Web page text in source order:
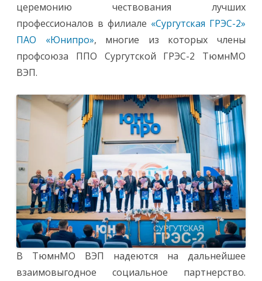
церемонию чествования лучших
профессионалов в филиале «Сургутская ГРЭС-2»
ПАО «Юнипро», многие из которых члены
профсоюза ППО Сургутской ГРЭС-2 ТюмнМО
ВЭП.
В ТюмнМО ВЭП надеются на дальнейшее
взаимовыгодное социальное партнерство.